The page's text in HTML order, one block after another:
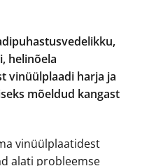
helinõela
vinüülplaadi harja ja
mõeldud kangast
vinüülplaatidest
alati probleemse